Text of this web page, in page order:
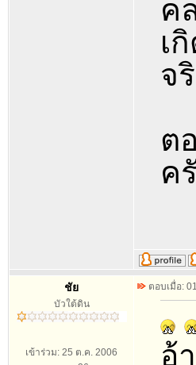
ค
เ
จ
ต
ค
ชัย
บัวใต้ดิน
เข้าร่วม: 25 ต.ค. 2006
ตอบเมื่อ:
อ้